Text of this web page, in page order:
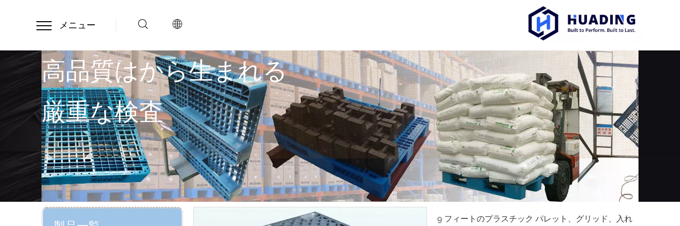
メニュー
高品質はから生まれる
厳重な検査
9 フィートのプラスチック パレット、グリッド、入れ